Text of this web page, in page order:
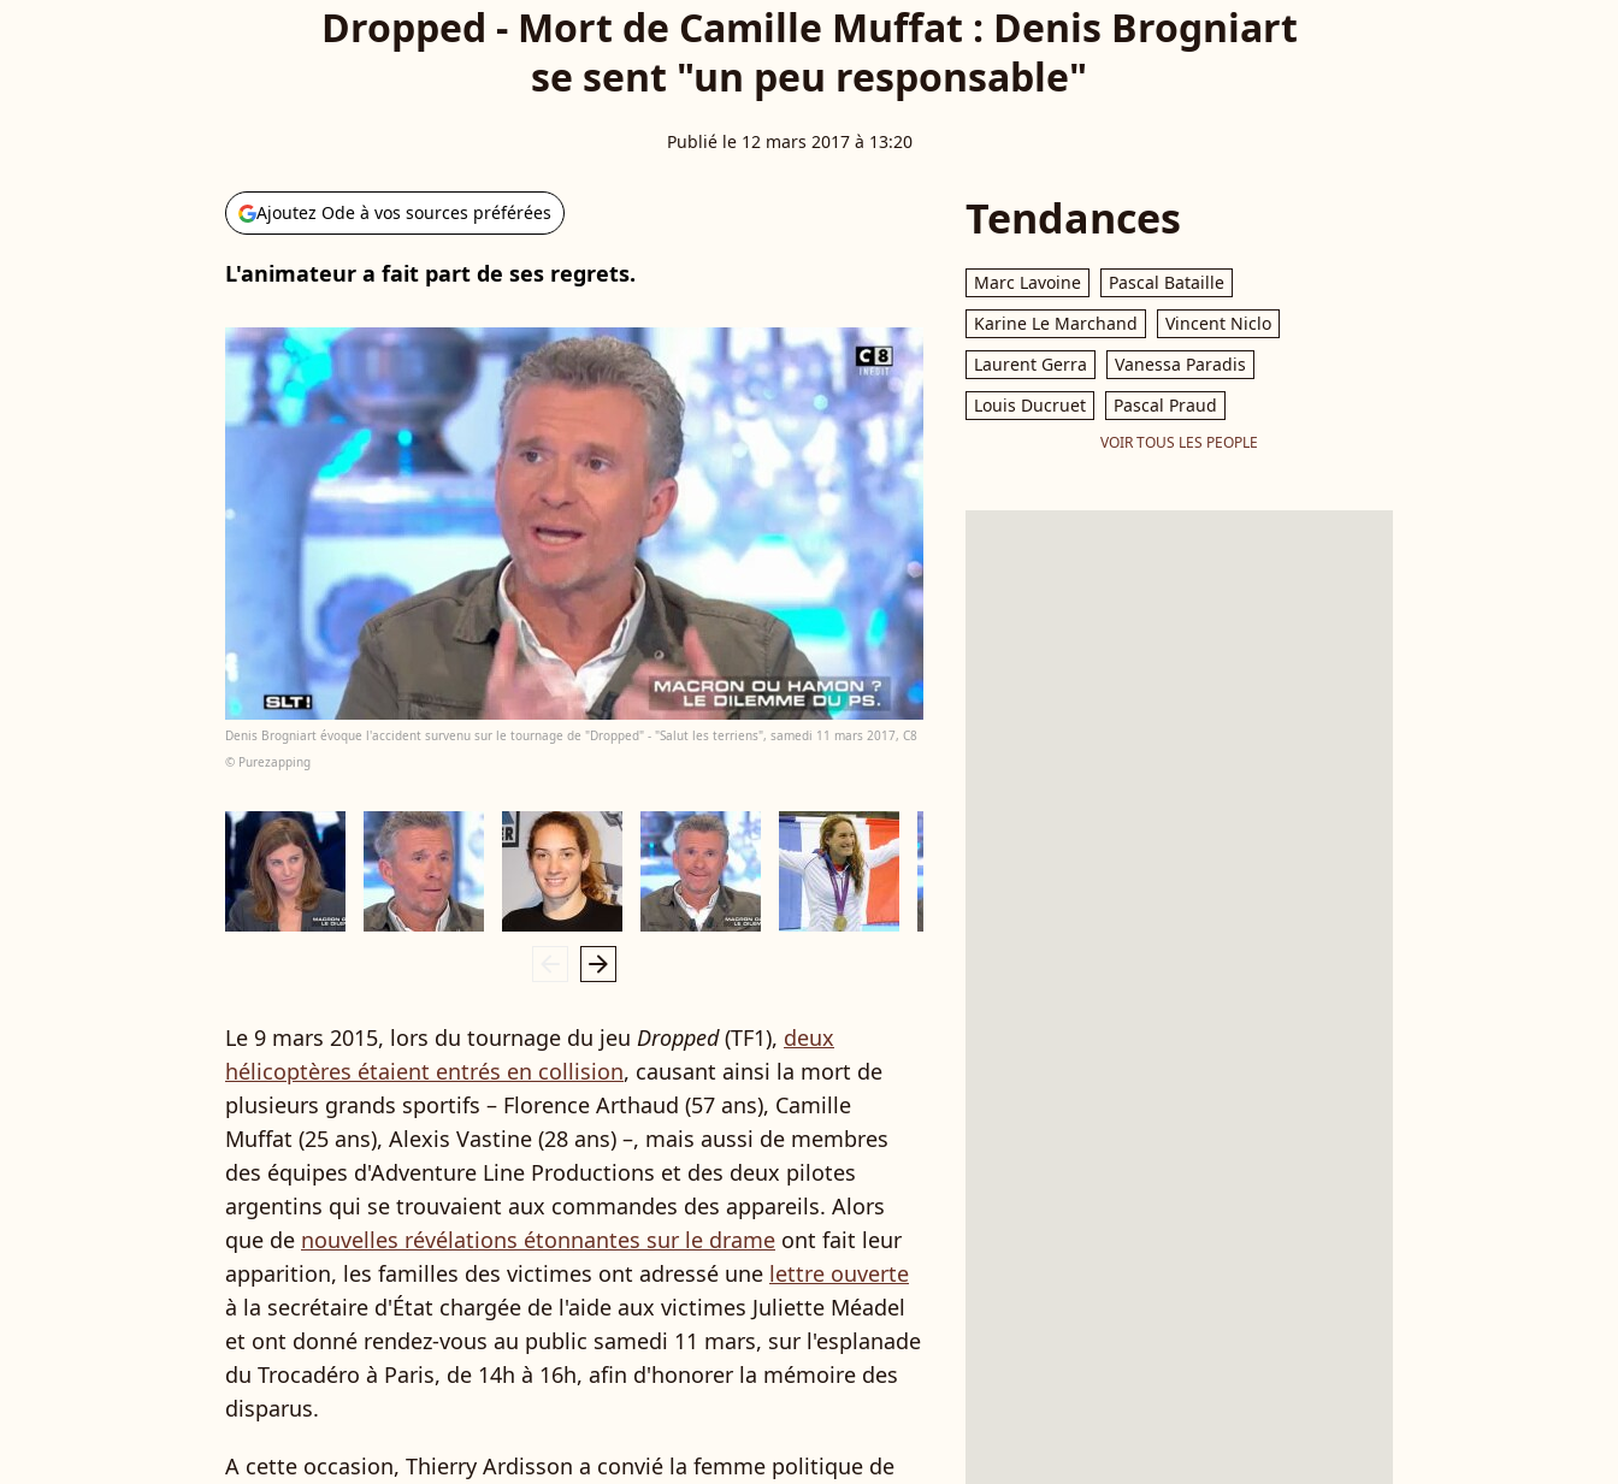
Dropped - Mort de Camille Muffat : Denis Brogniart
se sent "un peu responsable"
Publié le 12 mars 2017 à 13:20
Ajoutez Ode à vos sources préférées
L'animateur a fait part de ses regrets.
Denis Brogniart évoque l'accident survenu sur le tournage de "Dropped" - "Salut les terriens", samedi 11 mars 2017, C8
© Purezapping
arrow_right
Le 9 mars 2015, lors du tournage du jeu Dropped(TF1), deux
hélicoptères étaient entrés en collision, causant ainsi la mort de
plusieurs grands sportifs – Florence Arthaud (57 ans), Camille
Muffat (25 ans), Alexis Vastine (28 ans) –, mais aussi de membres
des équipes d'Adventure Line Productions et des deux pilotes
argentins qui se trouvaient aux commandes des appareils. Alors
que de nouvelles révélations étonnantes sur le drame ont fait leur
apparition, les familles des victimes ont adressé une lettre ouverte
à la secrétaire d'État chargée de l'aide aux victimes Juliette Méadel
et ont donné rendez-vous au public samedi 11 mars, sur l'esplanade
du Trocadéro à Paris, de 14h à 16h, afin d'honorer la mémoire des
disparus.
A cette occasion, Thierry Ardisson a convié la femme politique de
Tendances
Marc Lavoine
Pascal Bataille
Karine Le Marchand
Vincent Niclo
Laurent Gerra
Vanessa Paradis
Louis Ducruet
Pascal Praud
VOIR TOUS LES PEOPLE